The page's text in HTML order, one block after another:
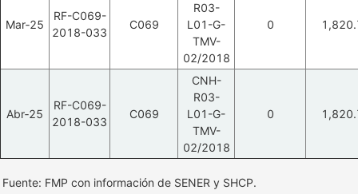
Mar‑25
RF-C069-
2018-033
C069
R03-
L01-G-
TMV-
02/2018
0
Abr‑25
RF-C069-
2018-033
C069
CNH-
R03-
L01-G-
TMV-
02/2018
0
Fuente: FMP con información de SENER y SHCP.